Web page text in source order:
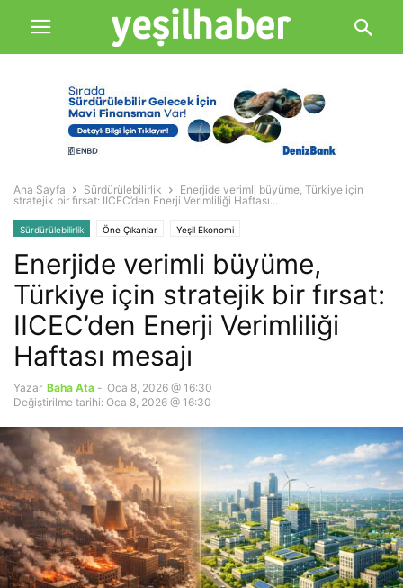
Ana Sayfa Sürdürülebilirlik
Enerjide verimli büyüme, Türkiye için
stratejik bir fırsat: IICEC’den Enerji Verimliliği Haftası...
Sürdürülebilirlik Öne Çıkanlar Yeşil Ekonomi
Enerjide verimli büyüme,
Türkiye için stratejik bir fırsat:
IICEC’den Enerji Verimliliği
Haftası mesajı
Yazar Baha Ata - Oca 8, 2026 @ 16:30
Değiştirilme tarihi: Oca 8, 2026 @ 16:30